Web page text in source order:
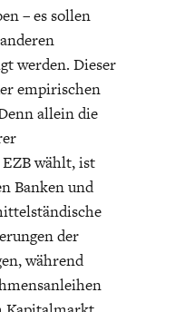
– es sollen
werden. Dieser
empirischen
allein die
wählt, ist
Banken und
der
während